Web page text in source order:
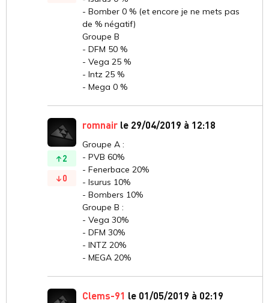
- Bomber 0 % (et encore je ne mets pas
de % négatif)
Groupe B
- DFM 50 %
- Vega 25 %
- Intz 25 %
- Mega 0 %
2
0
romnair le 29/04/2019 à 12:18
Groupe A :
- PVB 60%
- Fenerbace 20%
- Isurus 10%
- Bombers 10%
Groupe B :
- Vega 30%
- DFM 30%
- INTZ 20%
- MEGA 20%
Clems-91 le 01/05/2019 à 02:19